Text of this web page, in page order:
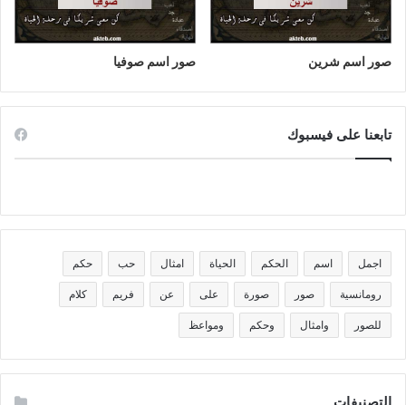
صور اسم شرين صور اسم صوفيا
تابعنا على فيسبوك
اجمل اسم الحكم الحياة امثال حب حكم
رومانسية صور صورة على عن فريم كلام
للصور وامثال وحكم ومواعظ
التصنيفات